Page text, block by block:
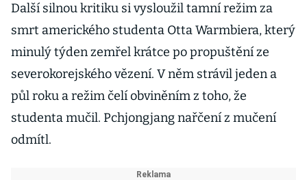
Další silnou kritiku si vysloužil tamní režim za
smrt amerického studenta Otta Warmbiera, který
minulý týden zemřel krátce po propuštění ze
severokorejského vězení. V něm strávil jeden a
půl roku a režim čelí obviněním z toho, že
studenta mučil. Pchjongjang nařčení z mučení
odmítl.